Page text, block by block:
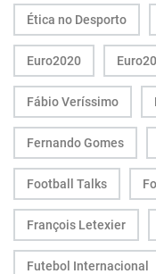
Ética no Desporto
Euro2020
Fábio Veríssimo
Fernando Gomes
Football Talks
François Letexier
Futebol Internacional